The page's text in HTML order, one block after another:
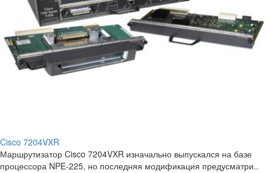
Cisco 7204VXR
Маршрутизатор Cisco 7204VXR изначально выпускался на базе
процессора NPE-225, но последняя модификация предусматри..